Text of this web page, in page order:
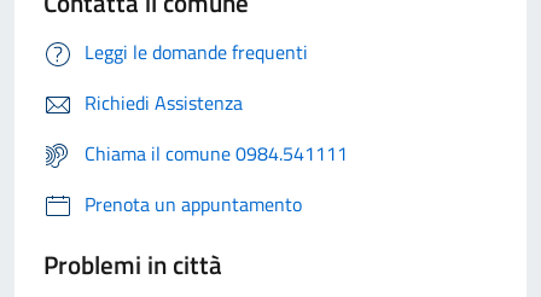
Leggi le domande frequenti
Richiedi Assistenza
Chiama il comune 0984.541111
Prenota un appuntamento
Problemi in città